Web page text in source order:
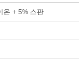
온 + 5% 스판